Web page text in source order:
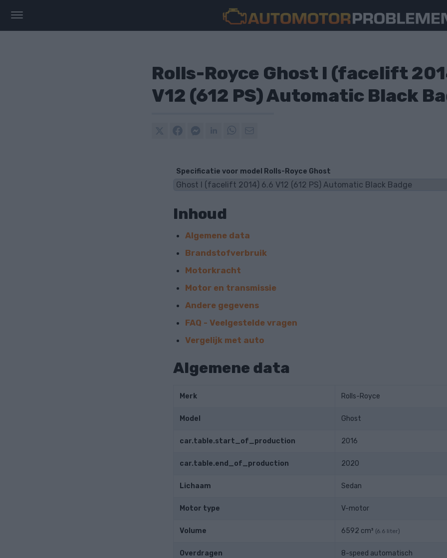
Rolls-Royce Ghost I (facelift
V12 (612 PS) Automatic Black
Specificatie voor model Rolls-Royce Ghost
Inhoud
Algemene data
Brandstofverbruik
Motorkracht
Motor en transmissie
Andere gegevens
FAQ - Veelgestelde vragen
Vergelijk met auto
Algemene data
Merk Rolls-Royce
Model Ghost
car.table.start_of_production 2016
car.table.end_of_production 2020
Lichaam Sedan
Motor type V-motor
Volume 6592 cm³ (6.6 liter)
Overdragen 8-speed automatisch